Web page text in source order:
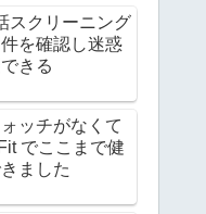
スクリーニング
を確認し迷惑
きる
ッチがなくて
でここまで健
ました